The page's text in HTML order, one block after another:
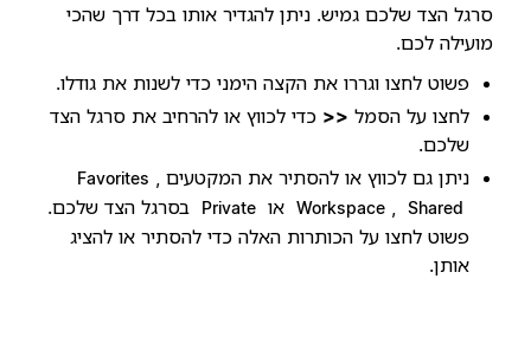
סרגל הצד שלכם גמיש. ניתן להגדיר אותו בכל דרך שהכי
מועילה לכם.
פשוט לחצו וגררו את הקצה הימני כדי לשנות את גודלו.
לחצו על הסמל << כדי לכווץ או להרחיב את סרגל הצד
שלכם.
ניתן גם לכווץ או להסתיר את המקטעים
Favorites ,
Workspace , Shared או Private
בסרגל הצד שלכם.
פשוט לחצו על הכותרות האלה כדי להסתיר או להציג
אותן.